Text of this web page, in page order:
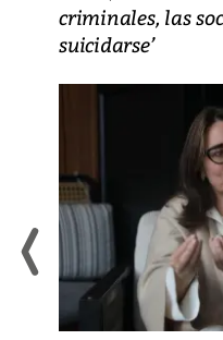
criminales, las
suicidarse’